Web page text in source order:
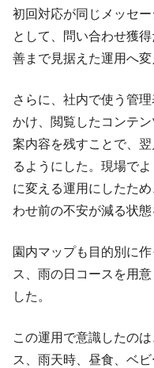
初回対応が同じメッセ
として、問い合わせ獲
善まで見据えた運用へ変
さらに、社内で使う管
かけ、閲覧したコンテ
案内容を残すことで、
るようにした。現場で
に変える運用にしたた
わせ前の不安が減る状態
園内マップも目的別に
ス、雨の日コースを用
した。
この運用で意識したの
ス、雨天時、昼食、ベ